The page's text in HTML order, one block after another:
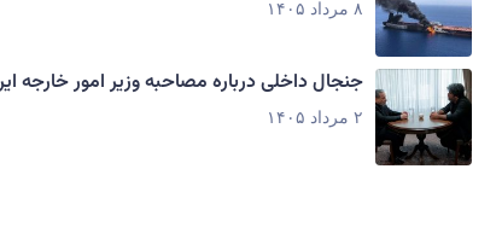
۸ مرداد ۱۴۰۵
جنجال داخلی درباره مصاحبه وزیر امور خارجه
۲ مرداد ۱۴۰۵